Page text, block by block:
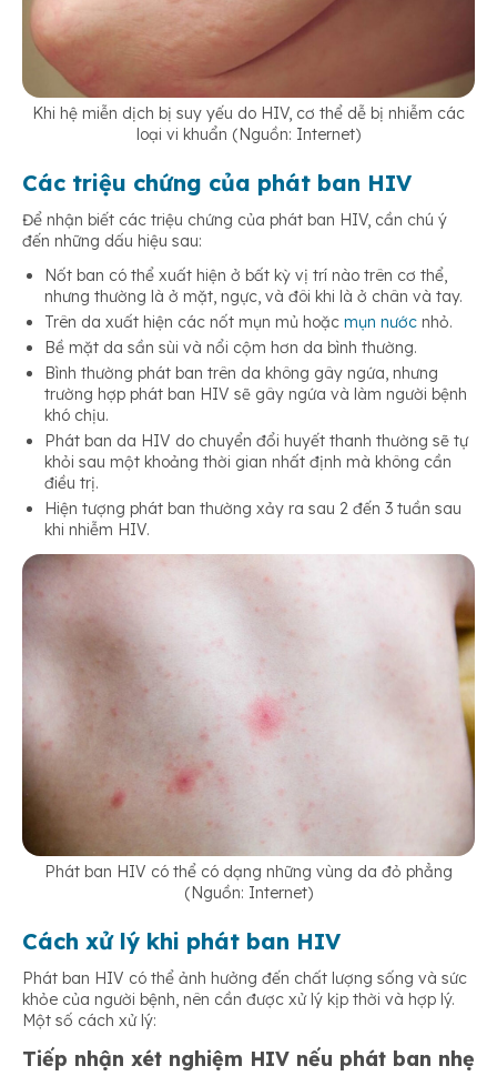
Khi hệ miễn dịch bị suy yếu do HIV, cơ thể dễ bị nhiễm các
loại vi khuẩn (Nguồn: Internet)
Các triệu chứng của phát ban HIV
Để nhận biết các triệu chứng của phát ban HIV, cần chú ý
đến những dấu hiệu sau:
Nốt ban có thể xuất hiện ở bất kỳ vị trí nào trên cơ thể,
nhưng thường là ở mặt, ngực, và đôi khi là ở chân và tay.
Trên da xuất hiện các nốt mụn mủ hoặc mụn nước nhỏ.
Bề mặt da sần sùi và nổi cộm hơn da bình thường.
Bình thường phát ban trên da không gây ngứa, nhưng
trường hợp phát ban HIV sẽ gây ngứa và làm người bệnh
khó chịu.
Phát ban da HIV do chuyển đổi huyết thanh thường sẽ tự
khỏi sau một khoảng thời gian nhất định mà không cần
điều trị.
Hiện tượng phát ban thường xảy ra sau 2 đến 3 tuần sau
khi nhiễm HIV.
Phát ban HIV có thể có dạng những vùng da đỏ phẳng
(Nguồn: Internet)
Cách xử lý khi phát ban HIV
Phát ban HIV có thể ảnh hưởng đến chất lượng sống và sức
khỏe của người bệnh, nên cần được xử lý kịp thời và hợp lý.
Một số cách xử lý:
Tiếp nhận xét nghiệm HIV nếu phát ban nhẹ